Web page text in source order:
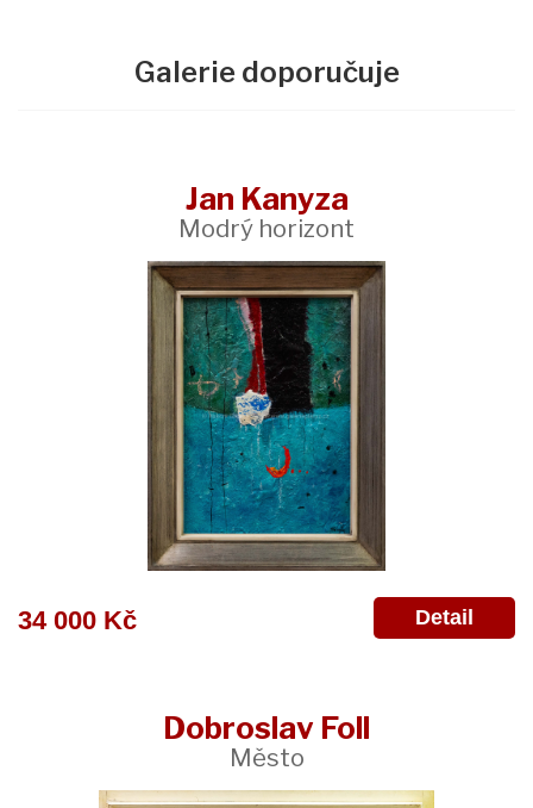
Galerie doporučuje
Jan Kanyza
Modrý horizont
34 000 Kč Detail
Dobroslav Foll
Město